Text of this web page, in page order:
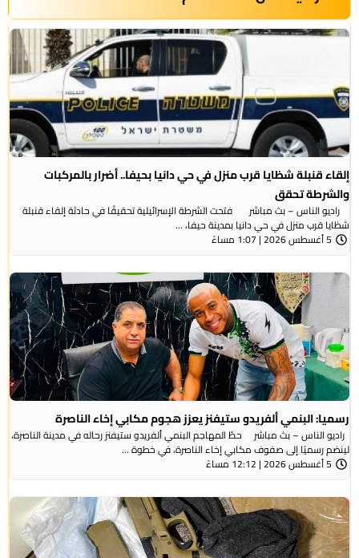
إلقاء قنبلة شظايا قرب منزل في حي دانيا بحيفا.. أضرار بالمركبات
والشرطة تحقق
راديو الناس – بث مباشر فتحت الشرطة الإسرائيلية تحقيقًا في حادثة إلقاء قنبلة
شظايا قرب منزل في حي دانيا بمدينة حيفا، ...
5 أغسطس 2026 | 1:07 مساءً
رسميا: البنمي ألفريدو ستيفنز يعزز هجوم مكابي إخاء الناصرة
راديو الناس – بث مباشر حطّ المهاجم البنمي ألفريدو ستيفنز رحاله في مدينة الناصرة،
لينضم رسميًا إلى صفوف مكابي إخاء الناصرة، في خطوة ...
5 أغسطس 2026 | 12:12 مساءً